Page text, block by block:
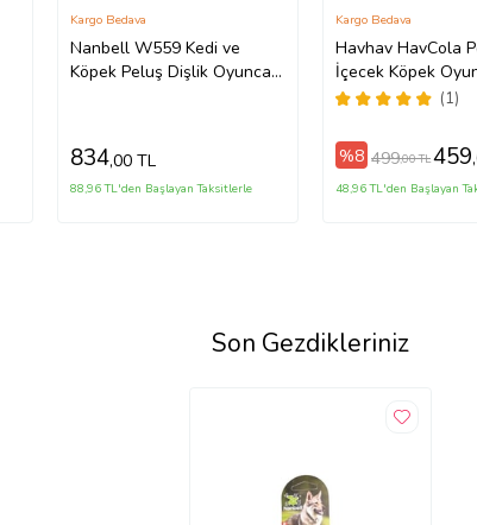
Nanbell W559 Kedi ve
Köpek Peluş Dişlik Oyuncak
Kargo Bedava
834,00 TL
88,96 TL'den Başlayan Taksitlerle
Havhav HavCola
İçecek Köpek
(1)
Kargo Bedava
%8 499,00 TL459
48,96 TL'den Başlayan
Son Gezdikleriniz